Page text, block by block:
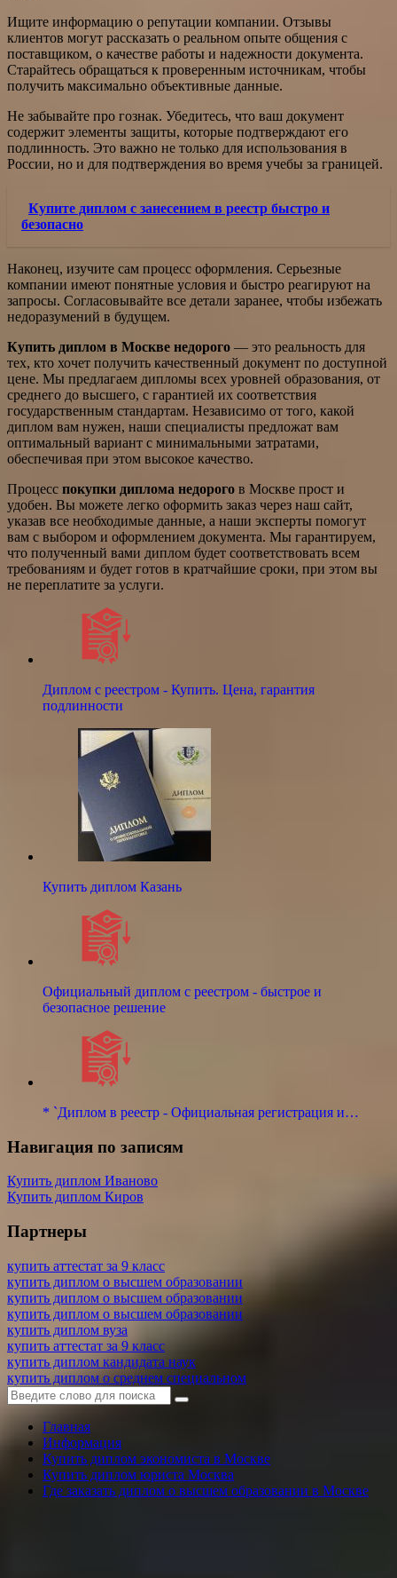
Ищите информацию о репутации компании. Отзывы
клиентов могут рассказать о реальном опыте общения с
поставщиком, о качестве работы и надежности документа.
Старайтесь обращаться к проверенным источникам, чтобы
получить максимально объективные данные.
Не забывайте про гознак. Убедитесь, что ваш документ
содержит элементы защиты, которые подтверждают его
подлинность. Это важно не только для использования в
России, но и для подтверждения во время учебы за границей.
Купите диплом с занесением в реестр быстро и
безопасно
Наконец, изучите сам процесс оформления. Серьезные
компании имеют понятные условия и быстро реагируют на
запросы. Согласовывайте все детали заранее, чтобы избежать
недоразумений в будущем.
Купить диплом в Москве недорого — это реальность для
тех, кто хочет получить качественный документ по доступной
цене. Мы предлагаем дипломы всех уровней образования, от
среднего до высшего, с гарантией их соответствия
государственным стандартам. Независимо от того, какой
диплом вам нужен, наши специалисты предложат вам
оптимальный вариант с минимальными затратами,
обеспечивая при этом высокое качество.
Процесс покупки диплома недорого в Москве прост и
удобен. Вы можете легко оформить заказ через наш сайт,
указав все необходимые данные, а наши эксперты помогут
вам с выбором и оформлением документа. Мы гарантируем,
что полученный вами диплом будет соответствовать всем
требованиям и будет готов в кратчайшие сроки, при этом вы
не переплатите за услуги.
Диплом с реестром - Купить. Цена, гарантия
подлинности
Купить диплом Казань
Официальный диплом с реестром - быстрое и
безопасное решение
* `Диплом в реестр - Официальная регистрация и…
Навигация по записям
Купить диплом Иваново
Купить диплом Киров
Партнеры
купить аттестат за 9 класс
купить диплом о высшем образовании
купить диплом о высшем образовании
купить диплом о высшем образовании
купить диплом вуза
купить аттестат за 9 класс
купить диплом кандидата наук
купить диплом о среднем специальном
Главная
Информация
Купить диплом экономиста в Москве
Купить диплом юриста Москва
Где заказать диплом о высшем образовании в Москве